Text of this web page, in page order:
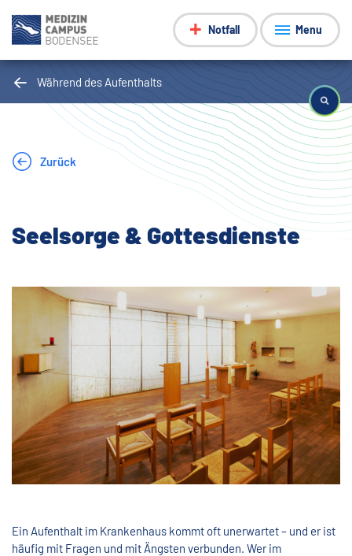
Notfall Menu
Während des Aufenthalts
Zurück
Seelsorge & Gottesdienste
Ein Aufenthalt im Krankenhaus kommt oft unerwartet – und er ist
häufig mit Fragen und mit Ängsten verbunden. Wer im